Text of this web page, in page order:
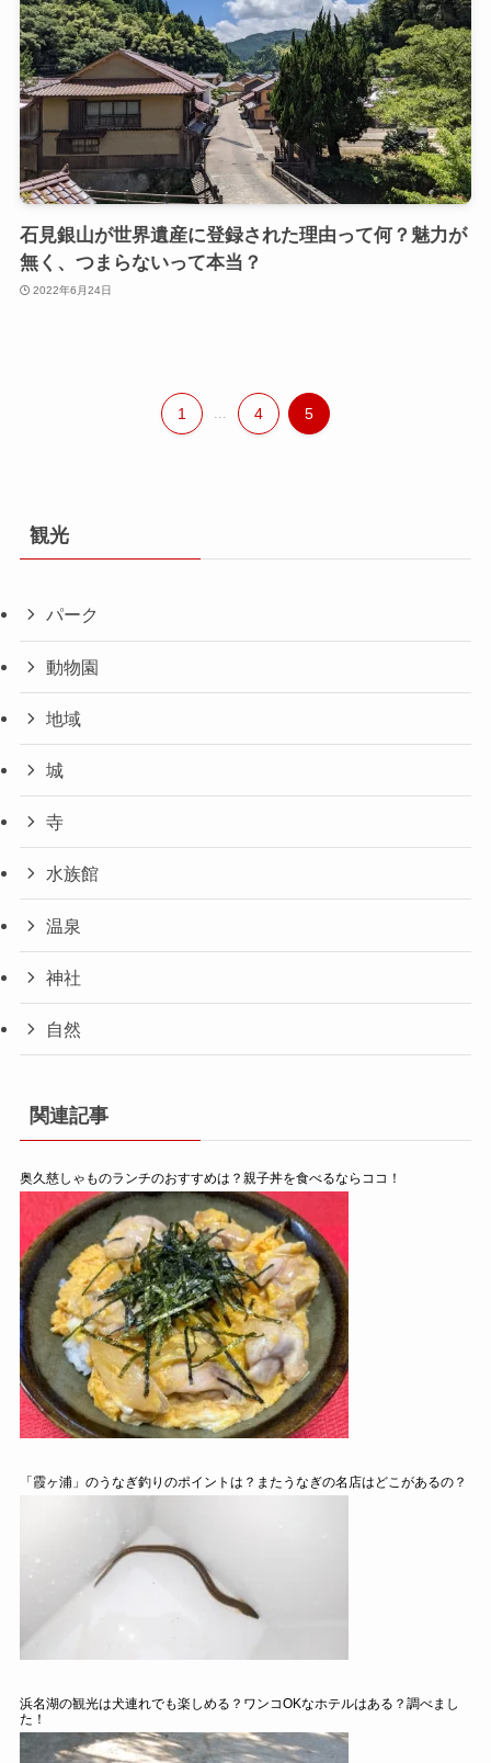
石見銀山が世界遺産に登録された理由って何？魅力が
無く、つまらないって本当？
2022年6月24日
1 ... 4 5
観光
パーク
動物園
地域
城
寺
水族館
温泉
神社
自然
関連記事
奥久慈しゃものランチのおすすめは？親子丼を食べるならココ！
「霞ヶ浦」のうなぎ釣りのポイントは？またうなぎの名店はどこがあるの？
浜名湖の観光は犬連れでも楽しめる？ワンコOKなホテルはある？調べまし
た！